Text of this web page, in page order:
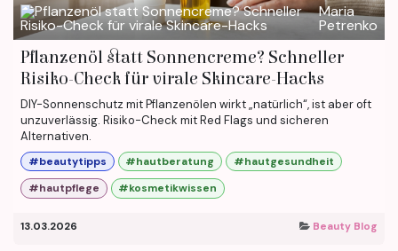
Maria
Petrenko
Pflanzenöl statt Sonnencreme? Schneller
Risiko-Check für virale Skincare-Hacks
DIY-Sonnenschutz mit Pflanzenölen wirkt „natürlich“, ist aber oft
unzuverlässig. Risiko-Check mit Red Flags und sicheren
Alternativen.
#beautytipps #hautberatung
#hautgesundheit
#hautpflege
#kosmetikwissen
13.03.2026 Beauty Blog